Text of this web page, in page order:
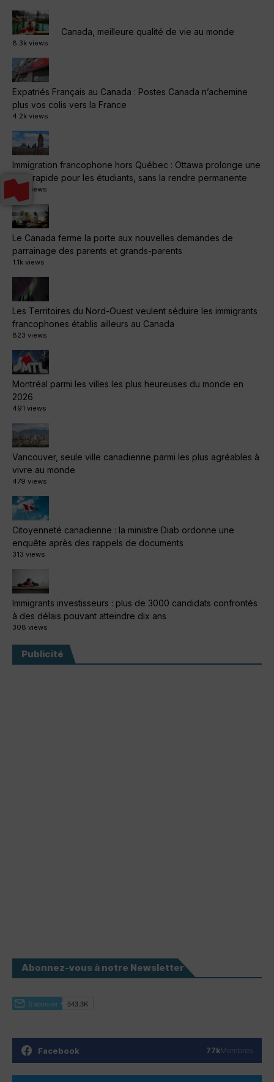
Canada, meilleure qualité de vie au monde
8.3k views
Expatriés Français au Canada : Postes Canada n’achemine
plus vos colis vers la France
4.2k views
Immigration francophone hors Québec : Ottawa prolonge une
voie rapide pour les étudiants, sans la rendre permanente
1.4k views
Le Canada ferme la porte aux nouvelles demandes de
parrainage des parents et grands-parents
1.1k views
Les Territoires du Nord-Ouest veulent séduire les immigrants
francophones établis ailleurs au Canada
823 views
Montréal parmi les villes les plus heureuses du monde en
2026
491 views
Vancouver, seule ville canadienne parmi les plus agréables à
vivre au monde
479 views
Citoyenneté canadienne : la ministre Diab ordonne une
enquête après des rappels de documents
313 views
Immigrants investisseurs : plus de 3000 candidats confrontés
à des délais pouvant atteindre dix ans
308 views
Publicité
Abonnez-vous à notre Newsletter
Facebook 77kMembres